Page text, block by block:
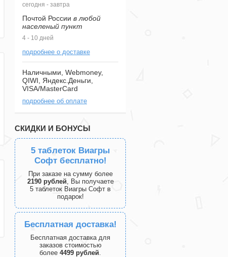
сегодня - завтра
Почтой России в любой
населеный пункт
4 - 10 дней
подробнее о доставке
Наличными, Webmoney,
QIWI, Яндекс.Деньги,
VISA/MasterCard
подробнее об оплате
СКИДКИ И БОНУСЫ
5 таблеток Виагры
Софт бесплатно!
При заказе на сумму более
2190 рублей, Вы получаете
5 таблеток Виагры Софт в
подарок!
Бесплатная доставка!
Бесплатная доставка для
заказов стоимостью
более 4499 рублей.